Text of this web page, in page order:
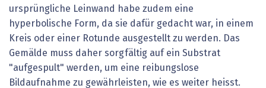
ursprüngliche Leinwand habe zudem eine
hyperbolische Form, da sie dafür gedacht war, in einem
Kreis oder einer Rotunde ausgestellt zu werden. Das
Gemälde muss daher sorgfältig auf ein Substrat
"aufgespult" werden, um eine reibungslose
Bildaufnahme zu gewährleisten, wie es weiter heisst.